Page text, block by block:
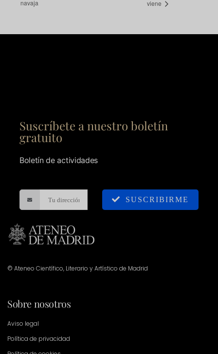
navaja viene
Suscríbete a nuestro boletín
gratuito
Boletín de actividades
SUSCRIBIRME
© Ateneo Científico, Literario y Artístico de Madrid
Sobre nosotros
Aviso legal
Política de privacidad